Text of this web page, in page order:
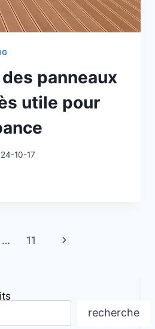
panneaux
utile pour
10-17
… 11
Page
recherche